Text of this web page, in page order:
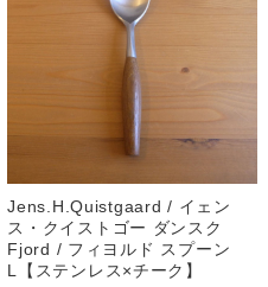
Jens.H.Quistgaard / イェン
ス・クイストゴー ダンスク
Fjord / フィヨルド スプーン
L【ステンレス×チーク】